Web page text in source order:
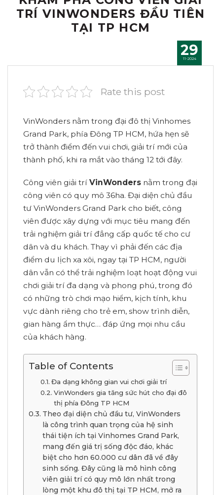
TRÍ VINWONDERS ĐẦU TIÊN
TẠI TP HCM
29
11-2024
Rate this post
VinWonders nằm trong đại đô thị Vinhomes
Grand Park, phía Đông TP HCM, hứa hẹn sẽ
trở thành điểm đến vui chơi, giải trí mới của
thành phố, khi ra mắt vào tháng 12 tới đây.
Công viên giải tríVinWonders nằm trong đại
công viên có quy mô 36ha. Đại diện chủ đầu
tư VinWonders Grand Park cho biết, công
viên được xây dựng với mục tiêu mang đến
trải nghiệm giải trí đẳng cấp quốc tế cho cư
dân và du khách. Thay vì phải đến các địa
điểm du lịch xa xôi, ngay tại TP HCM, người
dân vẫn có thể trải nghiệm loạt hoạt động vui
chơi giải trí đa dạng và phong phú, trong đó
có những trò chơi mạo hiểm, kịch tính, khu
vực dành riêng cho trẻ em, show trình diễn,
gian hàng ẩm thực… đáp ứng mọi nhu cầu
của khách hàng.
Table of Contents
Đa dạng không gian vui chơi giải trí
VinWonders gia tăng sức hút cho đại đô
thị phía Đông TP HCM
Theo đại diện chủ đầu tư, VinWonders
là công trình quan trọng của hệ sinh
thái tiện ích tại Vinhomes Grand Park,
mang đến giá trị sống độc đáo, khác
biệt cho hơn 60.000 cư dân đã về đây
sinh sống. Đây cũng là mô hình công
viên giải trí có quy mô lớn nhất trong
lòng một khu đô thị tại TP HCM, mở ra